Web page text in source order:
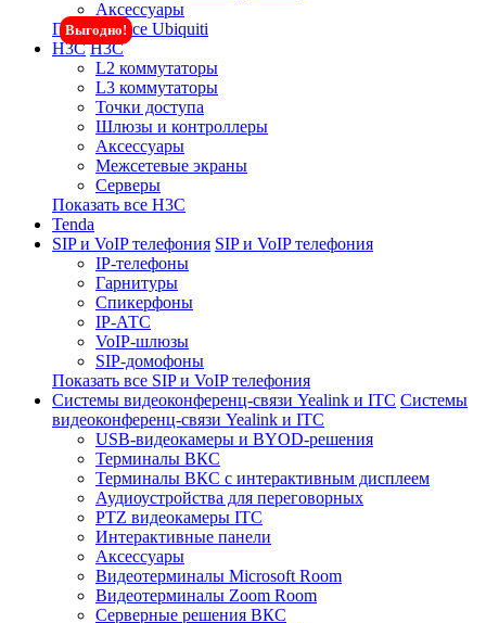
Аксессуары
Показать все Ubiquiti
H3C
Выгодно!
H3C
L2 коммутаторы
L3 коммутаторы
Точки доступа
Шлюзы и контроллеры
Аксессуары
Межсетевые экраны
Серверы
Показать все H3C
Tenda
SIP и VoIP телефония SIP и VoIP телефония
IP-телефоны
Гарнитуры
Спикерфоны
IP-АТС
VoIP-шлюзы
SIP-домофоны
Показать все SIP и VoIP телефония
Системы видеоконференц-связи Yealink и ITC Системы
видеоконференц-связи Yealink и ITC
USB-видеокамеры и BYOD-решения
Терминалы ВКС
Терминалы ВКС с интерактивным дисплеем
Аудиоустройства для переговорных
PTZ видеокамеры ITC
Интерактивные панели
Аксессуары
Видеотерминалы Microsoft Room
Видеотерминалы Zoom Room
Серверные решения ВКС